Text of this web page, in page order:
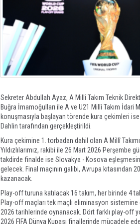
Sekreter Abdullah Ayaz, A Millî Takım Teknik
Buğra İmamoğulları ile A ve U21 Millî Takım İdari
konuşmasıyla başlayan törende kura çekimleri
Dahlin tarafından gerçekleştirildi.
Kura çekimine 1. torbadan dahil olan A Millî
Yıldızlılarımız, rakibi ile 26 Mart 2026 Perşembe
takdirde finalde ise Slovakya - Kosova
gelecek. Final maçının galibi, Avrupa kıtasından
kazanacak.
Play-off turuna katılacak 16 takım, her birinde 4
Play-off maçları tek maçlı eliminasyon
2026 tarihlerinde oynanacak. Dört farklı play-off
2026 FIFA Dünya Kupası finallerinde mücadele